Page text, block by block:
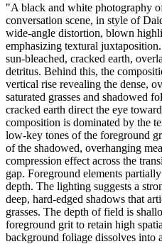
"A black and white photography
conversation scene, in style of
wide-angle distortion, blown
emphasizing textural
sun-bleached, cracked earth,
detritus. Behind this, the
vertical rise revealing the dense,
saturated grasses and shadowed
cracked earth direct the eye
composition is dominated by the
low-key tones of the foreground
of the shadowed, overhanging
compression effect across the
gap. Foreground elements
depth. The lighting suggests a
deep, hard-edged shadows that
grasses. The depth of field is
foreground grit to retain high
background foliage dissolves into